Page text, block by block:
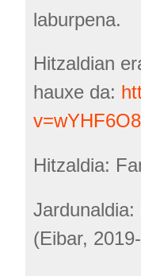
laburpena.
Hitzaldian
hauxe da:
Hitzaldia:
Jardunaldia:
(Eibar,